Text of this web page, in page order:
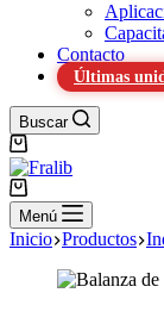
Contacto
Últimas
Buscar
Shopping
cart
Shopping
cartMenú
Inicio Productos